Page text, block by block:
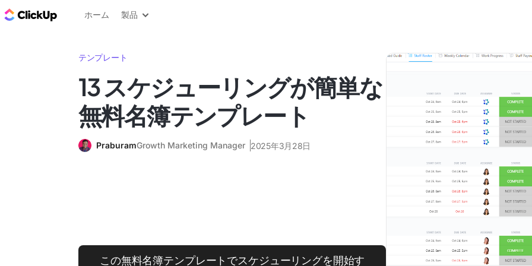
ClickUp ブログ
ホーム 製品
テンプレート
13 スケジューリングが簡単な
無料名簿テンプレート
PraburamGrowth Marketing Manager 2025年3月28日
この無料名簿テンプレートでスケジューリングを開始す